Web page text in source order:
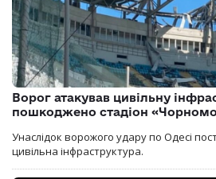
Ворог атакував цивільну
пошкоджено стадіон
Унаслідок ворожого удару по Одесі
цивільна інфраструктура.